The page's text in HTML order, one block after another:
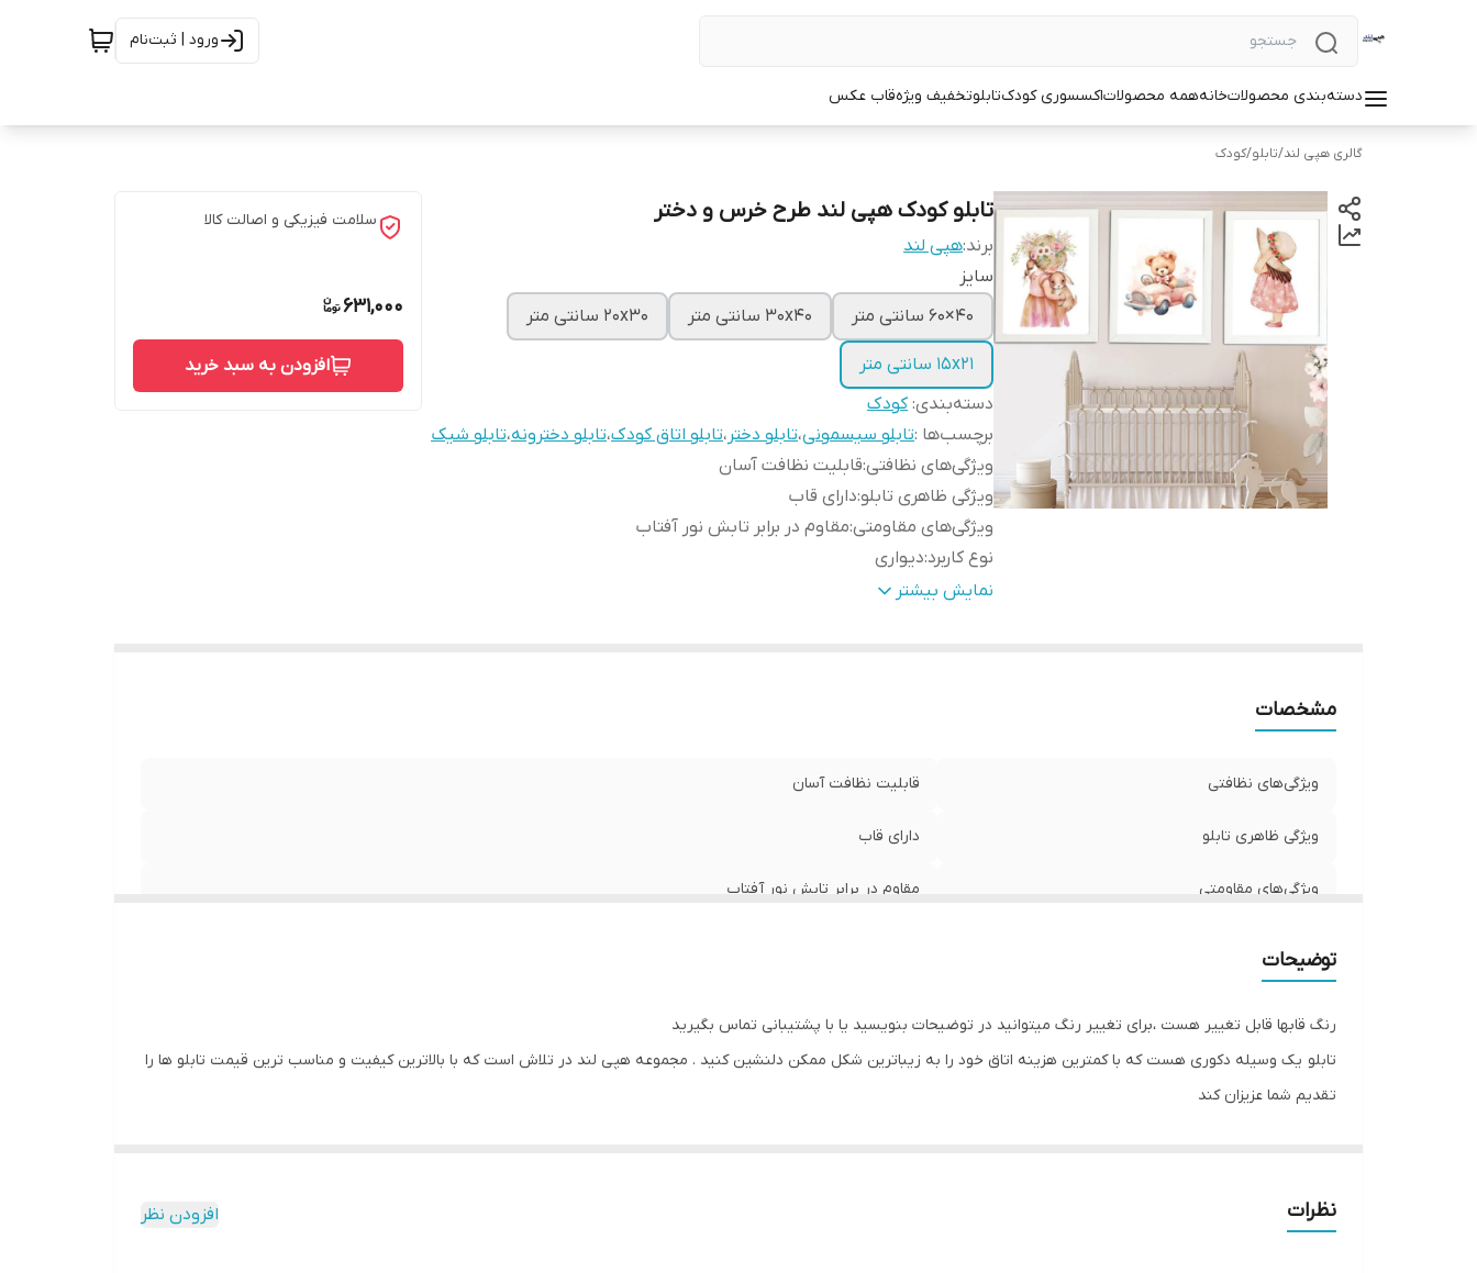
ورود | ثبت‌نام
دسته‌بندی محصولاتخانههمه محصولاتاکسسوری کودکتابلوتخفیف ویژهقاب عکس
گالری هپی لند/تابلو/کودک
تابلو کودک هپی لند طرح خرس و دختر
برند:هپی لند
سایز
40×60 سانتی متر
30x40 سانتی متر 20x30 سانتی متر
15x21 سانتی متر
دسته‌بندی:کودک
برچسب‌ها :تابلو سیسمونی،تابلو دختر ،تابلو اتاق کودک،تابلو دخترونه،تابلو شیک
ویژگی‌های نظافتی:قابلیت نظافت آسان
ویژگی ظاهری تابلو:دارای قاب
ویژگی‌های مقاومتی:مقاوم در برابر تابش نور آفتاب
نوع کاربرد:دیواری
جنس پی وی سی
نمایش بیشتر
سلامت فیزیکی و اصالت کالا
631,000
افزودن به سبد خرید
مشخصات
ویژگی‌های نظافتی قابلیت نظافت آسان
ویژگی ظاهری تابلو دارای قاب
ویژگی‌های مقاومتی مقاوم در برابر تابش نور آفتاب
توضیحات
رنگ قابها قابل تغییر هست ،برای تغییر رنگ میتوانید در توضیحات بنویسید یا با پشتیبانی تماس بگیرید
تابلو یک وسیله دکوری هست که با کمترین هزینه اتاق خود را به زیباترین شکل ممکن دلنشین کنید . مجموعه هپی لند در تلاش است که با بالاترین کیفیت و مناسب ترین قیمت تابلو ها را
تقدیم شما عزیزان کند
نظرات افزودن نظر